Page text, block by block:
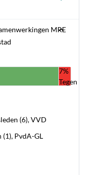
MRE
7%
Tegen
(6), VVD
(1), PvdA-GL